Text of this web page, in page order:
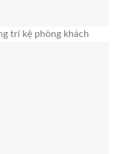
trí kệ phòng khách